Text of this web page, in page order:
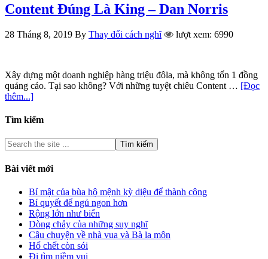
Content Đúng Là King – Dan Norris
28 Tháng 8, 2019 By Thay đổi cách nghĩ lượt xem: 6990
Xây dựng một doanh nghiệp hàng triệu đôla, mà không tốn 1 đồng
quảng cáo. Tại sao không? Với những tuyệt chiêu Content … [Đọc
thêm...]
Tìm kiếm
Bài viết mới
Bí mật của bùa hộ mệnh kỳ diệu để thành công
Bí quyết để ngủ ngon hơn
Rộng lớn như biển
Dòng chảy của những suy nghĩ
Câu chuyện về nhà vua và Bà la môn
Hổ chết còn sói
Đi tìm niềm vui